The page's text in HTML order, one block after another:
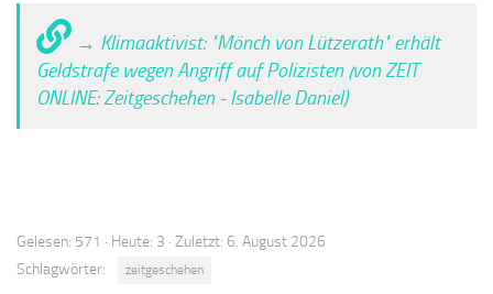
→ Klimaaktivist: "Mönch von Lützerath" erhält
Geldstrafe wegen Angriff auf Polizisten (von ZEIT
ONLINE: Zeitgeschehen - Isabelle Daniel)
Gelesen: 571 · Heute: 3 · Zuletzt: 6. August 2026
Schlagwörter:
zeitgeschehen